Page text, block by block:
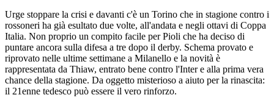
Urge stoppare la crisi e davanti c'è un Torino che in stagione contro i
rossoneri ha già esultato due volte, all'andata e negli ottavi di Coppa
Italia. Non proprio un compito facile per Pioli che ha deciso di
puntare ancora sulla difesa a tre dopo il derby. Schema provato e
riprovato nelle ultime settimane a Milanello e la novità è
rappresentata da Thiaw, entrato bene contro l'Inter e alla prima vera
chance della stagione. Da oggetto misterioso a aiuto per la rinascita:
il 21enne tedesco può essere il vero rinforzo.